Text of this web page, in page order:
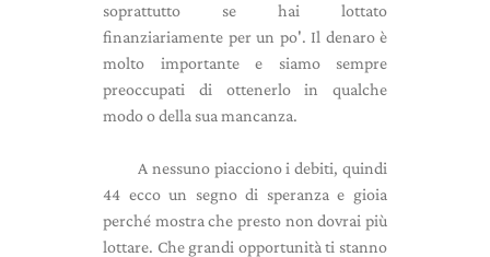
soprattutto se hai lottato
finanziariamente per un po'. Il denaro è
molto importante e siamo sempre
preoccupati di ottenerlo in qualche
modo o della sua mancanza.
A nessuno piacciono i debiti, quindi
44 ecco un segno di speranza e gioia
perché mostra che presto non dovrai più
lottare. Che grandi opportunità ti stanno